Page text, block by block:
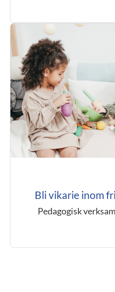
Bli vikarie inom
Pedagogisk